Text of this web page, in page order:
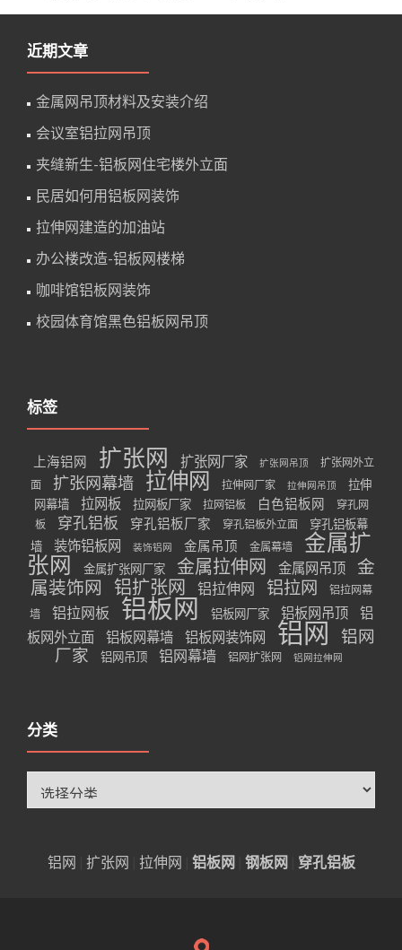
近期文章
金属网吊顶材料及安装介绍
会议室铝拉网吊顶
夹缝新生-铝板网住宅楼外立面
民居如何用铝板网装饰
拉伸网建造的加油站
办公楼改造-铝板网楼梯
咖啡馆铝板网装饰
校园体育馆黑色铝板网吊顶
标签
上海铝网 扩张网 扩张网厂家 扩张网吊顶
扩张网外立
面
扩张网幕墙 拉伸网 拉伸网厂家 拉伸网吊顶
拉伸
网幕墙
拉网板 拉网板厂家 拉网铝板 白色铝板网
穿孔网
板
穿孔铝板 穿孔铝板厂家 穿孔铝板外立面
穿孔铝板幕
墙
装饰铝板网 装饰铝网 金属吊顶 金属幕墙
金属扩
张网
金属扩张网厂家 金属拉伸网 金属网吊顶
金
属装饰网
铝扩张网 铝拉伸网 铝拉网
铝拉网幕
墙
铝拉网板 铝板网 铝板网厂家 铝板网吊顶
铝
板网外立面
铝板网幕墙 铝板网装饰网 铝网
铝网
厂家
铝网吊顶 铝网幕墙 铝网扩张网 铝网拉伸网
分类
铝网 扩张网 拉伸网 铝板网 钢板网 穿孔铝板